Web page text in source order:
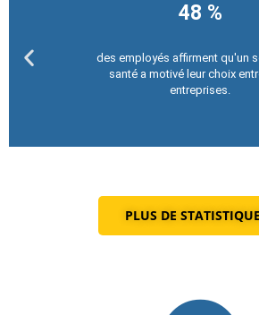
48 %
des employés affirment qu'un
santé a motivé leur choix
entreprises.
PLUS DE